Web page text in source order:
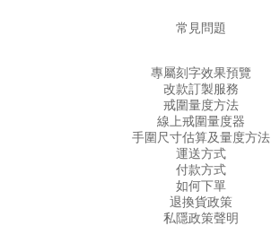
常見問題
專屬刻字效果預覽
改款訂製服務
戒圍量度方法
線上戒圍量度器
手圍尺寸估算及量度方法
運送方式
付款方式
如何下單
退換貨政策
私隱政策聲明